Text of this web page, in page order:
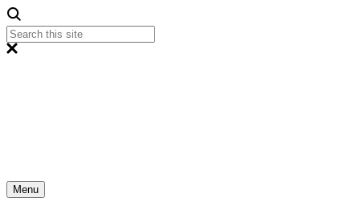
Menu